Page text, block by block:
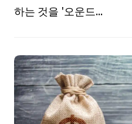
하는 것을 '오운드...